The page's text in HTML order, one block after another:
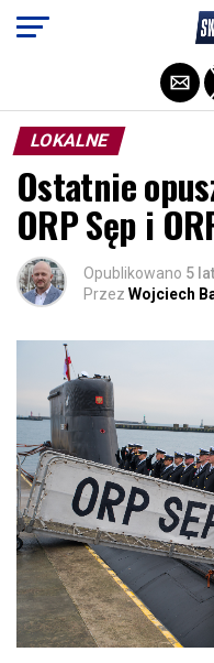
LOKALNE
Ostatnie
ORP Sęp i
Opublikowano 5
Przez Wojciech
Exit